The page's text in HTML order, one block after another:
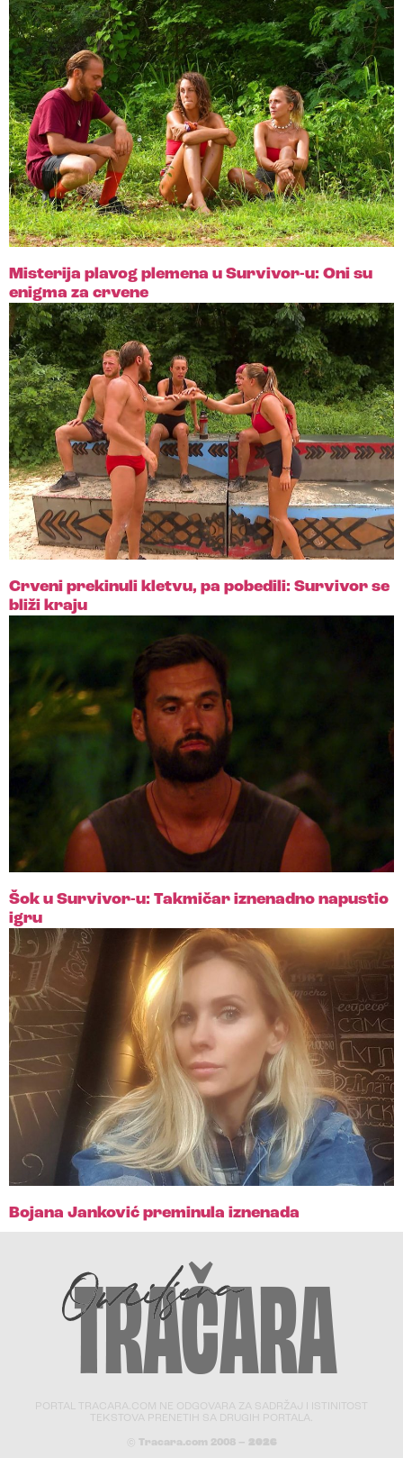
Misterija plavog plemena u Survivor-u: Oni su
enigma za crvene
Crveni prekinuli kletvu, pa pobedili: Survivor se
bliži kraju
Šok u Survivor-u: Takmičar iznenadno napustio
igru
Bojana Janković preminula iznenada
PORTAL TRACARA.COM NE ODGOVARA ZA SADRŽAJ I ISTINITOST
TEKSTOVA PRENETIH SA DRUGIH PORTALA.
© Tracara.com 2008 – 2026